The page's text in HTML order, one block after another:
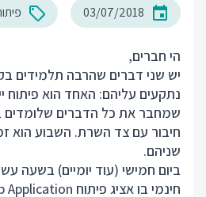
03/07/2018
הי חברים,
נתקעים עליהם: האחד הוא פיתוח
שמחבר את כל הדברים שלומדים
חיבור עם צד השרת. השבוע הוא
שניהם.
ביום חמישי (עוד יומיים) בשעה